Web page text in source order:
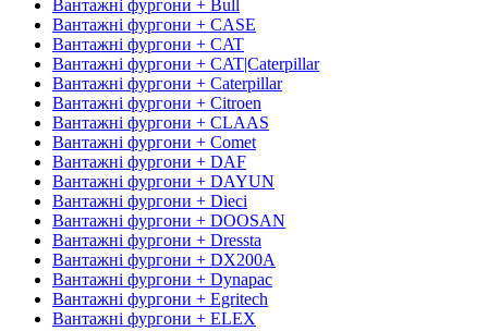
Вантажні фургони + Bull
Вантажні фургони + CASE
Вантажні фургони + CAT
Вантажні фургони + CAT|Caterpillar
Вантажні фургони + Caterpillar
Вантажні фургони + Citroen
Вантажні фургони + CLAAS
Вантажні фургони + Comet
Вантажні фургони + DAF
Вантажні фургони + DAYUN
Вантажні фургони + Dieci
Вантажні фургони + DOOSAN
Вантажні фургони + Dressta
Вантажні фургони + DX200A
Вантажні фургони + Dynapac
Вантажні фургони + Egritech
Вантажні фургони + ELEX